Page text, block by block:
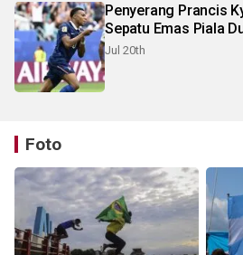
Penyerang Prancis
Sepatu Emas Piala
Jul 20th
Foto